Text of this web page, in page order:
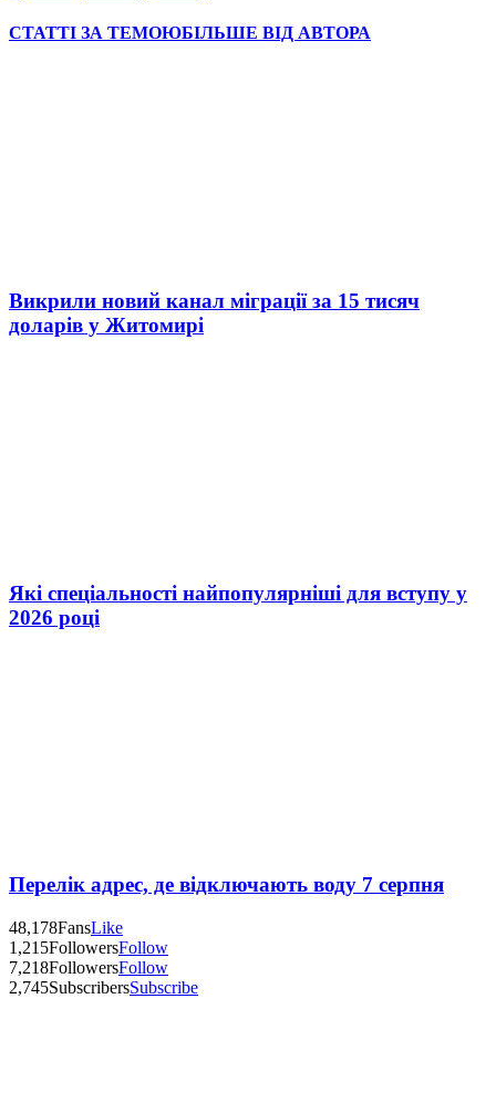
СТАТТІ ЗА ТЕМОЮБІЛЬШЕ ВІД АВТОРА
Викрили новий канал міграції за 15 тисяч
доларів у Житомирі
Які спеціальності найпопулярніші для вступу у
2026 році
Перелік адрес, де відключають воду 7 серпня
48,178FansLike
1,215FollowersFollow
7,218FollowersFollow
2,745SubscribersSubscribe